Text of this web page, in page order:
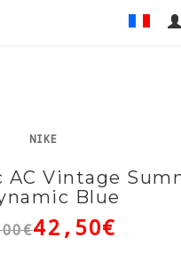
NIKE
AC Vintage
Blue
42,50€